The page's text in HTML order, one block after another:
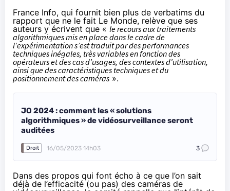
France Info, qui fournit bien plus de verbatims du
rapport que ne le fait Le Monde, relève que ses
auteurs y écrivent que « le recours aux traitements
algorithmiques mis en place dans le cadre de
l’expérimentation s’est traduit par des performances
techniques inégales, très variables en fonction des
opérateurs et des cas d’usages, des contextes d’utilisation,
ainsi que des caractéristiques techniques et du
positionnement des caméras ».
JO 2024 : comment les « solutions
algorithmiques » de vidéosurveillance seront
auditées
Droit 16/05/2023 14h03 3
Dans des propos qui font écho à ce que l’on sait
déjà de l’efficacité (ou pas) des caméras de